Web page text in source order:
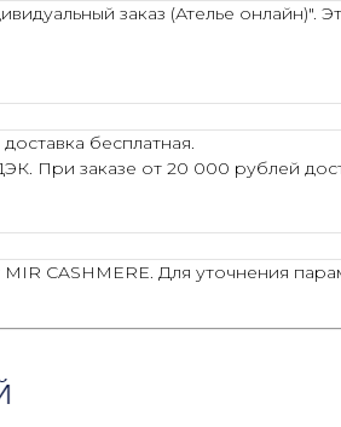
заказ (Ателье
бесплатная.
При заказе от 20 000 рублей
CASHMERE. Для уточнения